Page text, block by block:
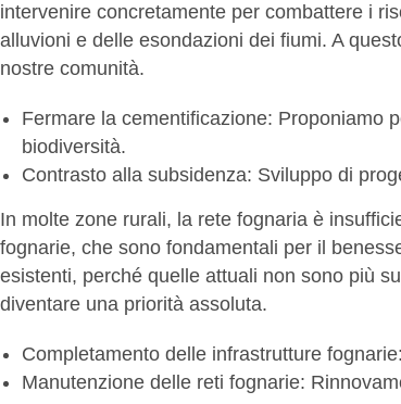
intervenire concretamente per combattere i
alluvioni e delle esondazioni dei fiumi. A
nostre comunità.
Fermare la cementificazione: Proponiamo
biodiversità.
Contrasto alla subsidenza: Sviluppo di
In molte zone rurali, la rete fognaria è
fognarie, che sono fondamentali per il
esistenti, perché quelle attuali non sono più
diventare una priorità assoluta.
Completamento delle infrastrutture
Manutenzione delle reti fognarie: